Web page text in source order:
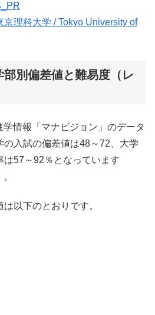
京理科大学 / Tokyo University of
別偏差値と難易度（レ
情報「マナビジョン」のデータ
の入試の偏差値は48～72、大学
は57～92％となっています
以下のとおりです。